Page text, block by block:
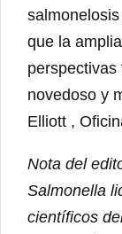
que la
novedoso y
Elliott ,
Nota del
Salmonella
científicos